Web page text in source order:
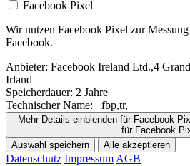
Facebook Pixel
Wir nutzen Facebook Pixel zur
Facebook.
Anbieter: Facebook Ireland Ltd.,4
Irland
Speicherdauer: 2 Jahre
Technischer Name: _fbp,tr,
Mehr Details einblendenfür Facebook
für Facebook
Auswahl speichern
Alle akzeptieren
Datenschutz Impressum AGB